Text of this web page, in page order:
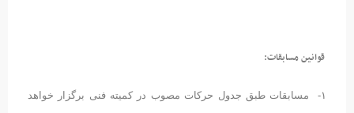
قوانین مسابقات:
۱- مسابقات طبق جدول حرکات مصوب در کمیته فنی برگزار خواهد